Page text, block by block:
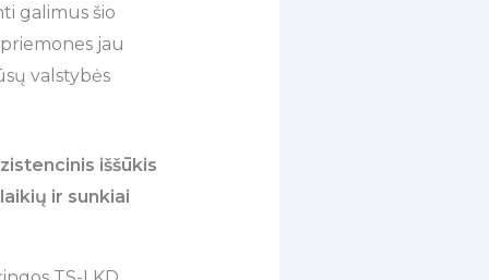
galimus šio
jau
valstybės
iššūkis
ir sunkiai